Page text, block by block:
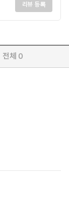
리뷰 등록
전체 0